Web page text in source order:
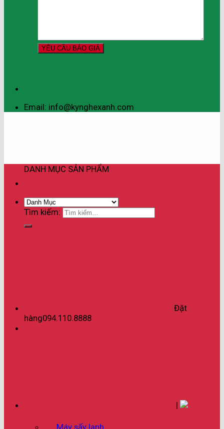
Email: info@kynghexanh.com
Tìm kiếm:
Đặt
hàng094.110.8888
|
DANH MỤC SẢN PHẨM
Máy sấy lạnh